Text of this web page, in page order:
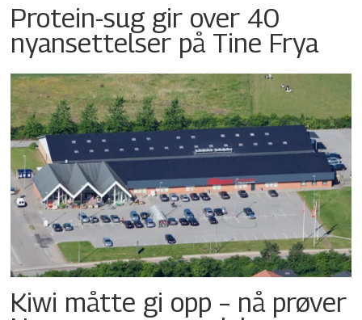
Protein-sug gir over 40
nyansettelser på Tine Frya
Kiwi måtte gi opp – nå prøver